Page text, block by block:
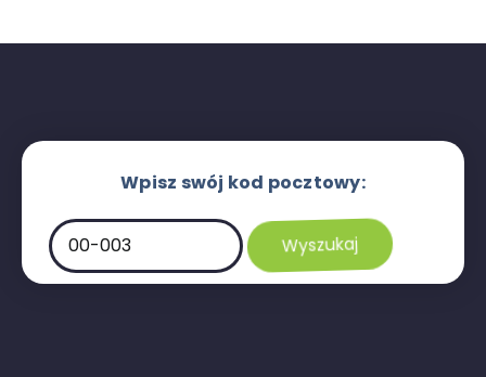
Wpisz swój kod pocztowy: